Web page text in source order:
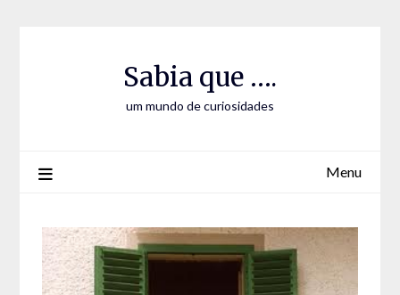
Sabia que ….
um mundo de curiosidades
Menu